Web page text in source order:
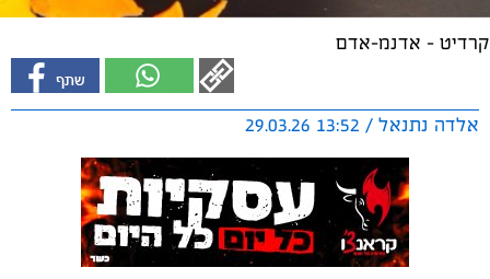
קרדיט - אדנמ-אדם
אלדה נתנאל / 13:52 29.03.26